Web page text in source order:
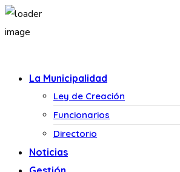
La Municipalidad
Ley de Creación
Funcionarios
Directorio
Noticias